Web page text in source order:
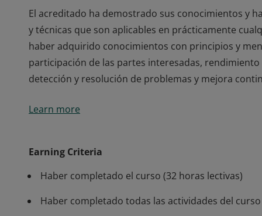
El acreditado ha demostrado sus conocimientos y
y técnicas que son aplicables en prácticamente
haber adquirido conocimientos con principios y
participación de las partes interesadas,
detección y resolución de problemas y mejora
y técnicas que son aplicables en prácticamente
detección y resolución de problemas y mejora
Learn more
Earning Criteria
Haber completado el curso (32 horas lectivas)
Haber completado todas las actividades del curso